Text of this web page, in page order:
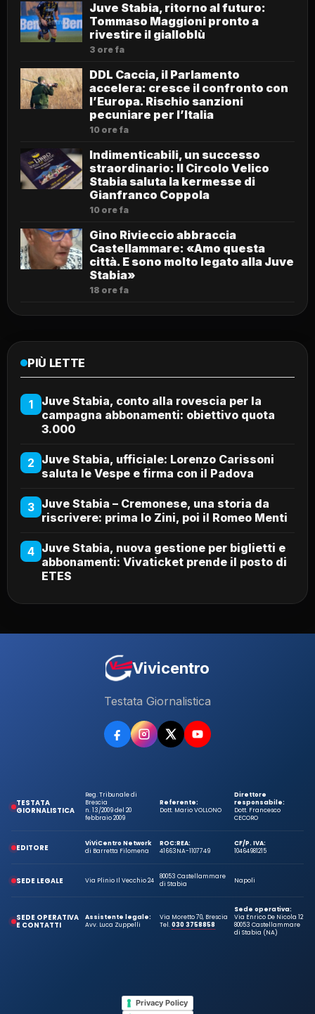
Juve Stabia, ritorno al futuro:
Tommaso Maggioni pronto a
rivestire il gialloblù
3 ore fa
DDL Caccia, il Parlamento
accelera: cresce il confronto con
l’Europa. Rischio sanzioni
pecuniare per l’Italia
10 ore fa
Indimenticabili, un successo
straordinario: Il Circolo Velico
Stabia saluta la kermesse di
Gianfranco Coppola
10 ore fa
Gino Rivieccio abbraccia
Castellammare: «Amo questa
città. E sono molto legato alla Juve
Stabia»
18 ore fa
PIÙ LETTE
1
Juve Stabia, conto alla rovescia per la
campagna abbonamenti: obiettivo quota
3.000
2 Juve Stabia, ufficiale: Lorenzo Carissoni
saluta le Vespe e firma con il Padova
3 Juve Stabia – Cremonese, una storia da
riscrivere: prima lo Zini, poi il Romeo Menti
4 Juve Stabia, nuova gestione per biglietti e
abbonamenti: Vivaticket prende il posto di
ETES
Vivicentro
Testata Giornalistica
TESTATA
GIORNALISTICA
Reg. Tribunale di
Brescia
n. 13/2009 del 20
febbraio 2009
Referente:
Dott. Mario VOLLONO
Direttore
responsabile:
Dott. Francesco
CECORO
EDITORE
ViViCentro Network
di Barretta Filomena
ROC:
41663
REA:
NA-1107749
CF/P. IVA:
10464981215
SEDE LEGALE Via Plinio Il Vecchio 24
80053 Castellammare
di Stabia
Napoli
SEDE OPERATIVA
E CONTATTI
Assistente legale:
Avv. Luca Zuppelli
Via Moretto 70, Brescia
Tel.030 3758858
Sede operativa:
Via Enrico De Nicola 12
80053 Castellammare
di Stabia (NA)
Privacy Policy